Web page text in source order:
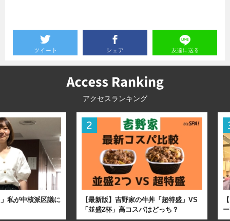
アクセスランキング
私が中核派区議に
【最新版】吉野家の牛丼「超特盛」VS
「並盛2杯」高コスパはどっち？